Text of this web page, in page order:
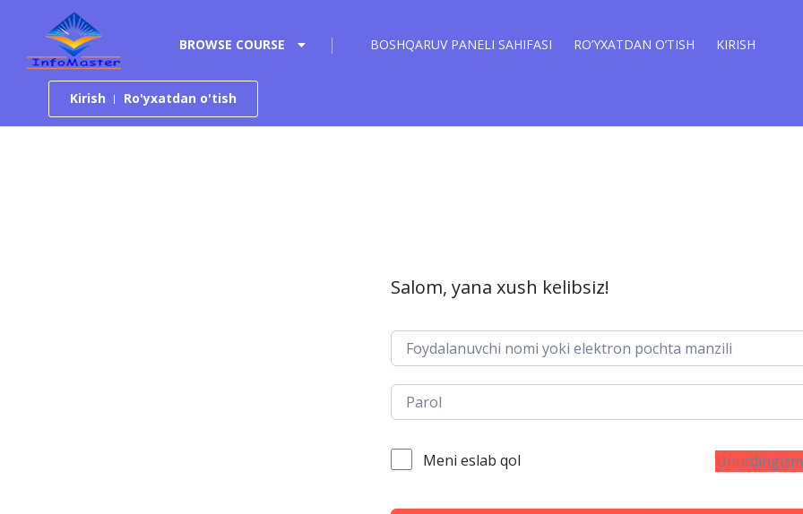
Tarkibga o‘tish
BROWSE COURSE BOSHQARUV PANELI SAHIFASI RO’YXATDAN O’TISH KIRISH
Kirish Ro'yxatdan o'tish
Salom, yana xush kelibsiz!
Meni eslab qol